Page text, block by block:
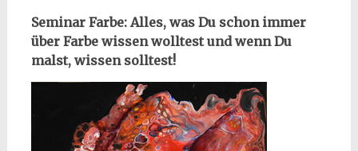
Seminar Farbe: Alles, was Du schon immer
über Farbe wissen wolltest und wenn Du
malst, wissen solltest!